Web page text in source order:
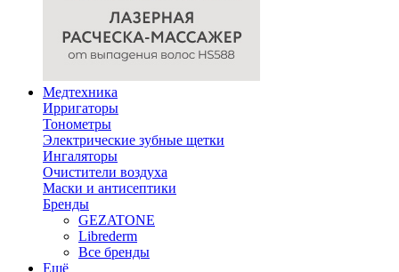
Медтехника
Ирригаторы
Тонометры
Электрические зубные щетки
Ингаляторы
Очистители воздуха
Маски и антисептики
Бренды
GEZATONE
Librederm
Все бренды
Ещё